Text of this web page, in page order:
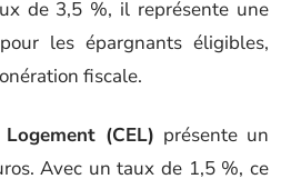
de 3,5 %, il représente une
les épargnants éligibles,
fiscale.
(CEL) présente un
Avec un taux de 1,5 %, ce